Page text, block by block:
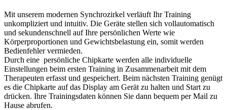
Mit unserem modernen Synchrozirkel verläuft Ihr Training
unkompliziert und intuitiv. Die Geräte stellen sich vollautomatisch
und sekundenschnell auf Ihre persönlichen Werte wie
Körperproportionen und Gewichtsbelastung ein, somit werden
Bedienfehler vermieden.
Durch eine persönliche Chipkarte werden alle individuelle
Einstellungen beim ersten Training in Zusammenarbeit mit dem
Therapeuten erfasst und gespeichert. Beim nächsten Training genügt
es die Chipkarte auf das Display am Gerät zu halten und Start zu
drücken. Ihre Trainingsdaten können Sie dann bequem per Mail zu
Hause abrufen.